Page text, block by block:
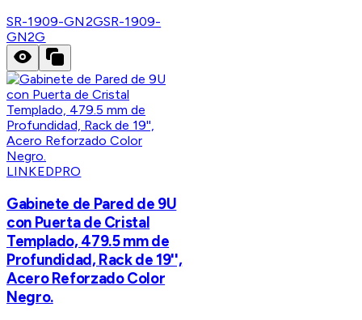
SR-1909-GN2GSR-1909-
GN2G
LINKEDPRO
Gabinete de Pared de 9U
con Puerta de Cristal
Templado, 479.5 mm de
Profundidad, Rack de 19'',
Acero Reforzado Color
Negro.